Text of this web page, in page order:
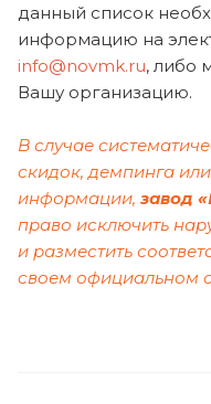
данный список
информацию на
info@novmk.ru, либо
Вашу организацию.
В случае
скидок, демпинга
информации, завод
право исключить
и разместить
своем официальном